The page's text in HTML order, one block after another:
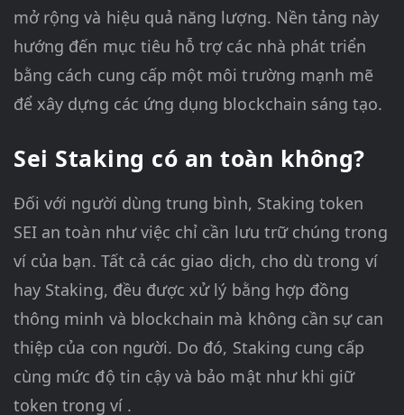
mở rộng và hiệu quả năng lượng. Nền tảng này
hướng đến mục tiêu hỗ trợ các nhà phát triển
bằng cách cung cấp một môi trường mạnh mẽ
để xây dựng các ứng dụng blockchain sáng tạo.
Sei Staking có an toàn không?
Đối với người dùng trung bình, Staking token
SEI an toàn như việc chỉ cần lưu trữ chúng trong
ví của bạn. Tất cả các giao dịch, cho dù trong ví
hay Staking, đều được xử lý bằng hợp đồng
thông minh và blockchain mà không cần sự can
thiệp của con người. Do đó, Staking cung cấp
cùng mức độ tin cậy và bảo mật như khi giữ
token trong ví .